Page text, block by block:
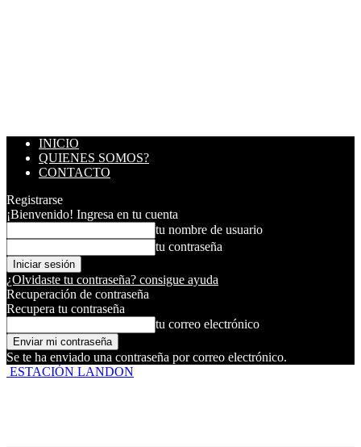
INICIO
QUIENES SOMOS?
CONTACTO
Registrarse
¡Bienvenido! Ingresa en tu cuenta
tu nombre de usuario
tu contraseña
¿Olvidaste tu contraseña? consigue ayuda
Recuperación de contraseña
Recupera tu contraseña
tu correo electrónico
Se te ha enviado una contraseña por correo electrónico.
ESTACIÓN LANDON